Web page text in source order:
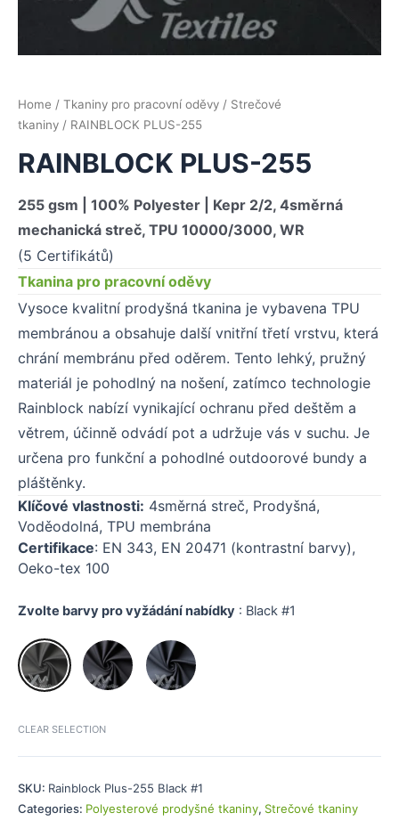
Home / Tkaniny pro pracovní oděvy / Strečové
tkaniny / RAINBLOCK PLUS-255
RAINBLOCK PLUS-255
255 gsm | 100% Polyester | Kepr 2/2, 4směrná
mechanická streč, TPU 10000/3000, WR
(5 Certifikátů)
Tkanina pro pracovní oděvy
Vysoce kvalitní prodyšná tkanina je vybavena TPU
membránou a obsahuje další vnitřní třetí vrstvu, která
chrání membránu před oděrem. Tento lehký, pružný
materiál je pohodlný na nošení, zatímco technologie
Rainblock nabízí vynikající ochranu před deštěm a
větrem, účinně odvádí pot a udržuje vás v suchu. Je
určena pro funkční a pohodlné outdoorové bundy a
pláštěnky.
Klíčové vlastnosti: 4směrná streč, Prodyšná,
Voděodolná, TPU membrána
Certifikace: EN 343, EN 20471 (kontrastní barvy),
Oeko-tex 100
Zvolte barvy pro vyžádání nabídky : Black #1
CLEAR SELECTION
SKU: Rainblock Plus-255 Black #1
Categories: Polyesterové prodyšné tkaniny, Strečové tkaniny